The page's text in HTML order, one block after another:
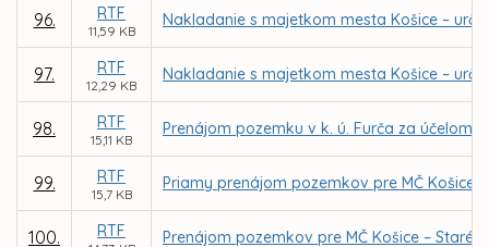
96. RTF
11,59 KB
Nakladanie s majetkom mesta Košice –
97. RTF
12,29 KB
Nakladanie s majetkom mesta Košice –
98. RTF
15,11 KB
Prenájom pozemku v k. ú. Furča za účelom
99. RTF
15,7 KB
Priamy prenájom pozemkov pre MČ Košice
100. RTF Prenájom pozemkov pre MČ Košice –